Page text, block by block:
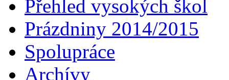
Přehled vysokých škol
Prázdniny 2014/2015
Spolupráce
Archívy